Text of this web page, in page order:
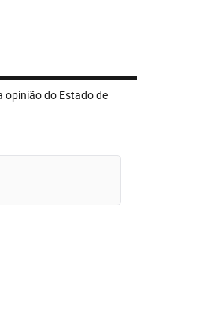
opinião do Estado de